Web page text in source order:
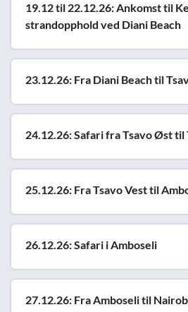
19.12 til 22.12.26: Ankomst til
strandopphold ved Diani Beach
23.12.26: Fra Diani Beach til
24.12.26: Safari fra Tsavo Øst til
25.12.26: Fra Tsavo Vest til
26.12.26: Safari i Amboseli
27.12.26: Fra Amboseli til